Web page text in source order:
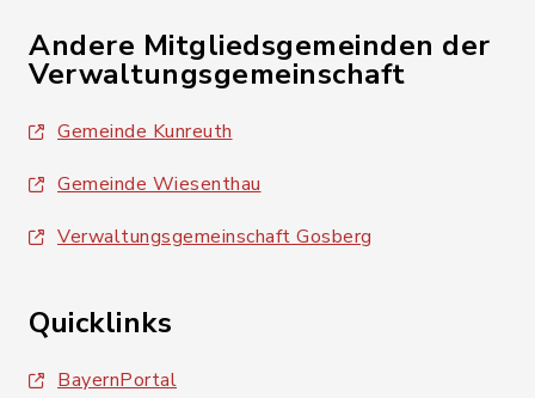
Andere Mitgliedsgemeinden der
Verwaltungsgemeinschaft
Gemeinde Kunreuth
Gemeinde Wiesenthau
Verwaltungsgemeinschaft Gosberg
Quicklinks
BayernPortal